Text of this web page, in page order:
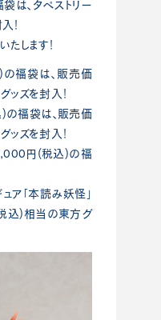
は、タペストリー
！
します！
福袋は、販売価
ズを封入！
福袋は、販売価
ズを封入！
円(税込)の福
ア「本読み妖怪」
込)相当の東方グ